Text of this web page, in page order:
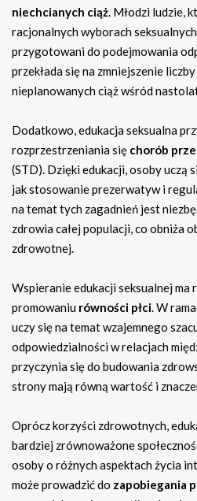
niechcianych ciąż. Młodzi ludzie,
racjonalnych wyborach
przygotowani do podejmowania
przekłada się na zmniejszenie
nieplanowanych ciąż wśród
Dodatkowo, edukacja seksualna
rozprzestrzeniania się chorób
(STD). Dzięki edukacji, osoby uczą
jak stosowanie prezerwatyw i
na temat tych zagadnień jest
zdrowia całej populacji, co obniża
zdrowotnej.
Wspieranie edukacji seksualnej
promowaniu równości płci. W
uczy się na temat wzajemnego
odpowiedzialności w relacjach
przyczynia się do budowania
strony mają równą wartość i
Oprócz korzyści zdrowotnych,
bardziej zrównoważone
osoby o różnych aspektach życia
może prowadzić do zapobiegania